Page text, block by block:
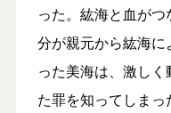
った。紘海と血が
分が親元から紘海
った美海は、激し
た罪を知ってしま